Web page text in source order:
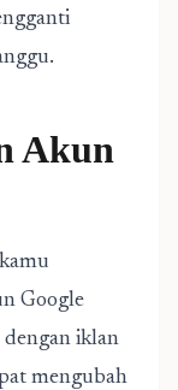
Akun
Google
dengan iklan
mengubah